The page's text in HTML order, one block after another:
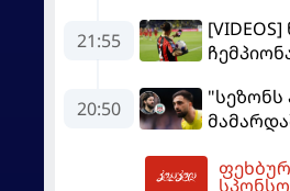
21:55
MVP
20:50
"სეზონს